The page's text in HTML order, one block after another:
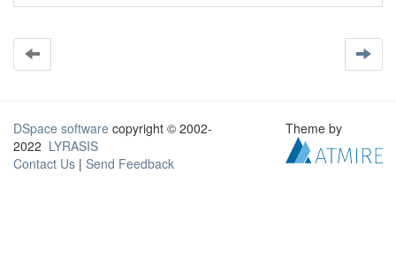
DSpace software copyright © 2002-
2022 LYRASIS
Contact Us | Send Feedback
Theme by